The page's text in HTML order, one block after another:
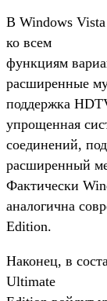
В Windows
ко всем
функциям
расширенные
поддержка
упрощенная
соединений,
расширенный
Фактически
аналогична
Edition.
Наконец, в
Ultimate